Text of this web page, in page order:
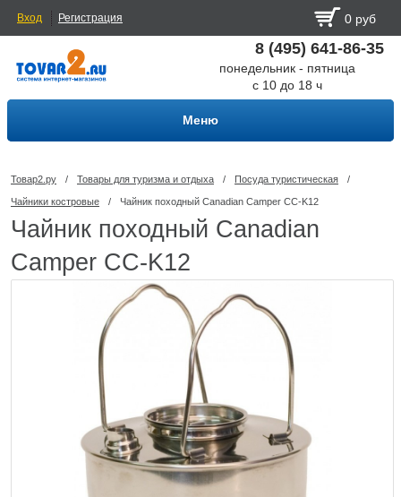
Вход Регистрация 0 руб
8 (495) 641-86-35
понедельник - пятница
с 10 до 18 ч
Меню
Товар2.ру / Товары для туризма и отдыха / Посуда туриcтическая /
Чайники костровые / Чайник походный Canadian Camper СС-K12
Чайник походный Canadian
Camper СС-K12